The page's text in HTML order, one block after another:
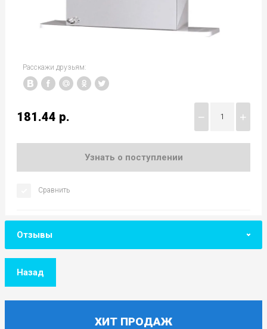
ХИТ ПРОДАЖ
Расскажи друзьям:
181.44 р. − +
Узнать о поступлении
Сравнить
Отзывы
Назад